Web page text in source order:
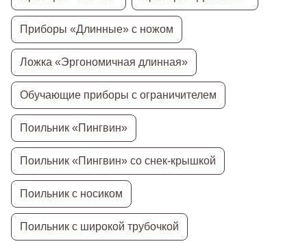
Приборы «Длинные» с ножом
Ложка «Эргономичная длинная»
Обучающие приборы с ограничителем
Поильник «Пингвин»
Поильник «Пингвин» со снек-крышкой
Поильник с носиком
Поильник с широкой трубочкой